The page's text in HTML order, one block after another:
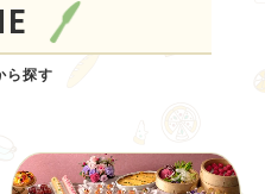
ら探す